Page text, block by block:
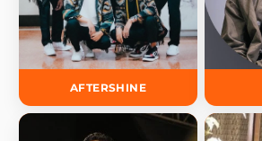
AFTERSHINE